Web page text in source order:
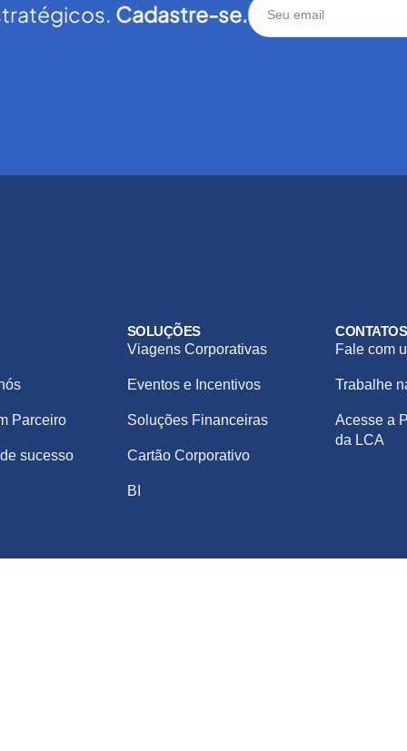
Cadastre-se.
Parceiro
sucesso
SOLUÇÕES
Viagens Corporativas
Eventos e Incentivos
Soluções Financeiras
Cartão Corporativo
BI
CONTATOS
Fale com
Trabalhe
Acesse a
da LCA